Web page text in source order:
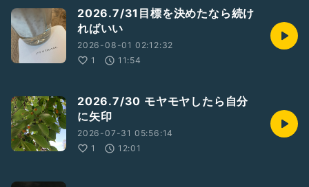
2026.7/31目標を決めたなら続け
ればいい
2026-08-01 02:12:32
1
11:54
2026.7/30 モヤモヤしたら自分
に矢印
2026-07-31 05:56:14
1
12:01